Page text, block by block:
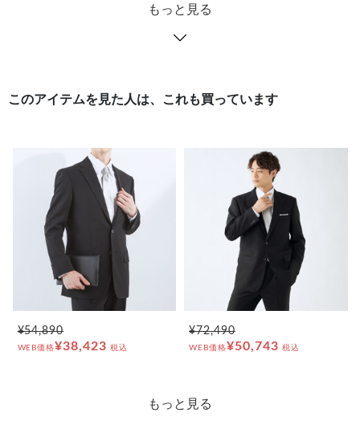
もっと見る
このアイテムを見た人は、これも買っています
¥54,890
WEB価格¥38,423 税込
¥72,490
WEB価格¥50,743 税込
もっと見る